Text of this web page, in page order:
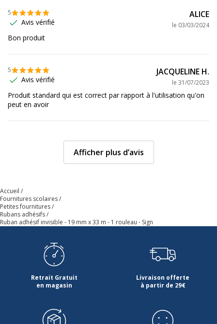
5
Avis vérifié
ALICE
le 03/03/2024
Bon produit
5
Avis vérifié
JACQUELINE H.
le 31/07/2023
Produit standard qui est correct par rapport à l'utilisation qu'on
peut en avoir
Afficher plus d’avis
Accueil
Fournitures scolaires
Petites fournitures
Rubans adhésifs
Ruban adhésif invisible - 19 mm x 33 m - 1 rouleau - Sign
Retrait Gratuit
en magasin
Livraison offerte
à partir de 29€